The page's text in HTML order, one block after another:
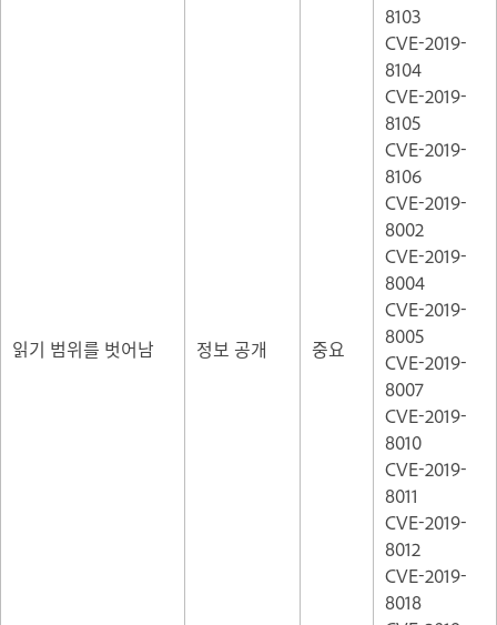
읽기 범위를 벗어남 정보 공개 중요
8103
CVE-2019-
8104
CVE-2019-
8105
CVE-2019-
8106
CVE-2019-
8002
CVE-2019-
8004
CVE-2019-
8005
CVE-2019-
8007
CVE-2019-
8010
CVE-2019-
8011
CVE-2019-
8012
CVE-2019-
8018